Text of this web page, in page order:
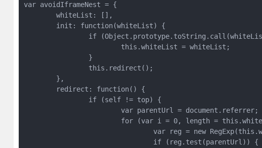
var avoidIframeNest = {
	whiteList: [],
	init: function(whiteList) {
if
			this.whiteList = whiteList;
		}
		this.redirect();
	},
	redirect: function() {
		if (self != top) {
var parentUrl =
for (var i = 0, length =
var reg = new
				if (reg.test(parentUrl)) {